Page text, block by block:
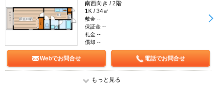
南西向き / 2階
1K / 34㎡
敷金 --
保証金 --
礼金 --
償却 --
Webでお問合せ 電話でお問合せ
もっと見る